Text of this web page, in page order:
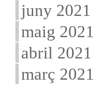
juny 2021
maig 2021
abril 2021
març 2021